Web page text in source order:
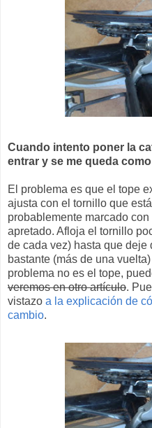
Cuando intento poner la
entrar y se me queda
El problema es que el tope
ajusta con el tornillo que
probablemente marcado
apretado. Afloja el tornillo
de cada vez) hasta que
bastante (más de una
problema no es el tope,
veremos en otro artículo.
vistazo a la explicación de
cambio.